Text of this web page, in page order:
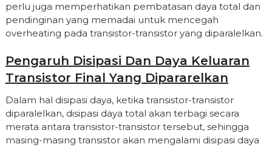
perlu juga memperhatikan pembatasan daya total dan
pendinginan yang memadai untuk mencegah
overheating pada transistor-transistor yang diparalelkan.
Pengaruh Disipasi Dan Daya Keluaran
Transistor Final Yang Dipararelkan
Dalam hal disipasi daya, ketika transistor-transistor
diparalelkan, disipasi daya total akan terbagi secara
merata antara transistor-transistor tersebut, sehingga
masing-masing transistor akan mengalami disipasi daya